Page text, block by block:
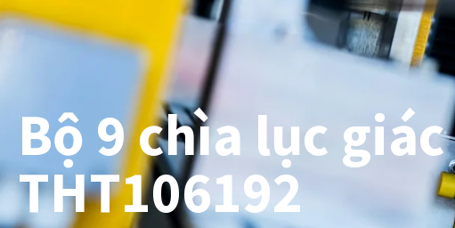
Bộ 9 chìa lục
THT106192